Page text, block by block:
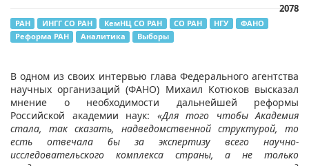
2078
РАН ИНГГ СО РАН КемНЦ СО РАН СО РАН НГУ
ФАНО
Реформа РАН
Аналитика Выборы
В одном из своих интервью глава Федерального агентства
научных организаций (ФАНО) Михаил Котюков высказал
мнение о необходимости дальнейшей реформы
Российской академии наук: «Для того чтобы Академия
стала, так сказать, надведомственной структурой, то
есть отвечала бы за экспертизу всего научно-
исследовательского комплекса страны, а не только